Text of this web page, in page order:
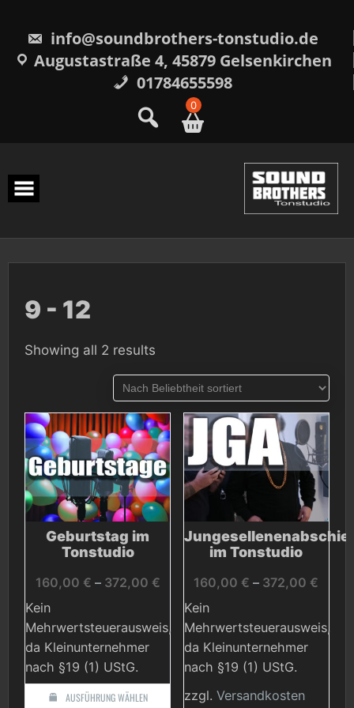
info@soundbrothers-tonstudio.de
Augustastraße 4, 45879 Gelsenkirchen
01784655598
0
9 - 12
Showing all 2 results
popularity
Geburtstag im
Tonstudio
160,00 € – 372,00 €
Kein
Mehrwertsteuerausweis,
da Kleinunternehmer
nach §19 (1) UStG.
AUSFÜHRUNG WÄHLEN
im Tonstudio
160,00€ – 372,00€
Kein
Mehrwertsteuerausweis,
da Kleinunternehmer
nach §19 (1) UStG.
zzgl. Versandkosten